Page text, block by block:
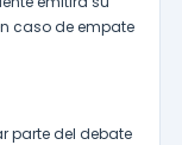
caso de empate
parte del debate